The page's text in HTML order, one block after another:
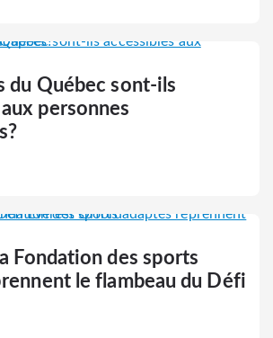
du Québec sont-ils
personnes
Fondation des sports
le flambeau du Défi